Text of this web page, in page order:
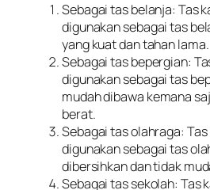
Sebagai tas belanja: Tas
digunakan sebagai tas
yang kuat dan tahan lama.
Sebagai tas bepergian:
digunakan sebagai tas
mudah dibawa kemana
berat.
Sebagai tas olahraga:
digunakan sebagai tas
dibersihkan dan tidak
Sebagai tas sekolah: Tas